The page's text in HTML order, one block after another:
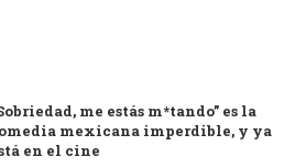
me estás m*tando” es la
mexicana imperdible, y ya
en el cine